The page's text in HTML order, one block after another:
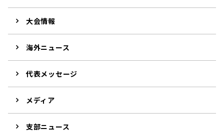
大会情報
海外ニュース
代表メッセージ
メディア
支部ニュース